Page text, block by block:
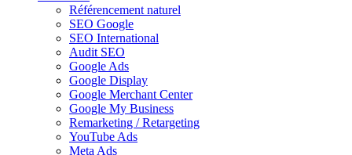
Référencement naturel
SEO Google
SEO International
Audit SEO
Google Ads
Google Display
Google Merchant Center
Google My Business
Remarketing / Retargeting
YouTube Ads
Meta Ads